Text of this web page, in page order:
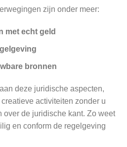
zijn onder meer:
met echt geld
bronnen
deze juridische aspecten,
activiteiten zonder u
over de juridische kant. Zo weet
en conform de regelgeving